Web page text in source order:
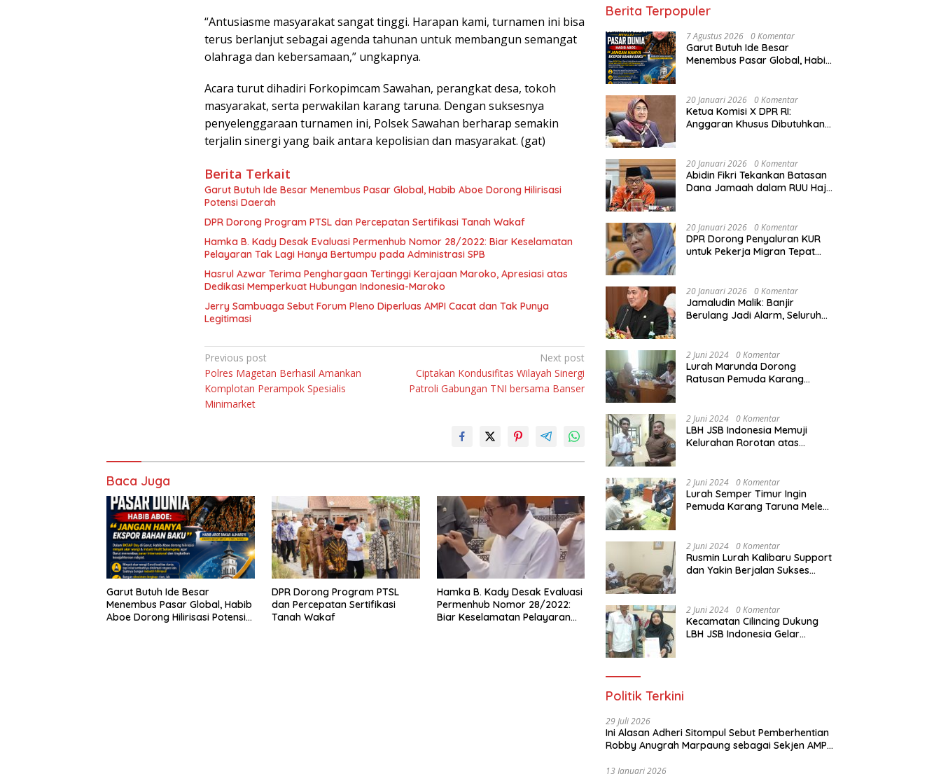
“Antusiasme masyarakat sangat tinggi. Harapan kami, turnamen ini bisa
terus berlanjut sebagai agenda tahunan untuk membangun semangat
olahraga dan kebersamaan,” ungkapnya.
Acara turut dihadiri Forkopimcam Sawahan, perangkat desa, tokoh
masyarakat, serta perwakilan karang taruna. Dengan suksesnya
penyelenggaraan turnamen ini, Polsek Sawahan berharap semakin
terjalin sinergi yang baik antara kepolisian dan masyarakat. (gat)
Berita Terkait
Garut Butuh Ide Besar Menembus Pasar Global, Habib Aboe Dorong Hilirisasi
Potensi Daerah
DPR Dorong Program PTSL dan Percepatan Sertifikasi Tanah Wakaf
Hamka B. Kady Desak Evaluasi Permenhub Nomor 28/2022: Biar Keselamatan
Pelayaran Tak Lagi Hanya Bertumpu pada Administrasi SPB
Hasrul Azwar Terima Penghargaan Tertinggi Kerajaan Maroko, Apresiasi atas
Dedikasi Memperkuat Hubungan Indonesia-Maroko
Jerry Sambuaga Sebut Forum Pleno Diperluas AMPI Cacat dan Tak Punya
Legitimasi
Navigasi
pos
Previous post
Polres Magetan Berhasil Amankan
Komplotan Perampok Spesialis
Minimarket
Next post
Ciptakan Kondusifitas Wilayah Sinergi
Patroli Gabungan TNI bersama Banser
Baca Juga
Garut Butuh Ide Besar
Menembus Pasar Global, Habib
Aboe Dorong Hilirisasi Potensi
DPR Dorong Program PTSL
dan Percepatan Sertifikasi
Tanah Wakaf
Hamka B. Kady Desak Evaluasi
Permenhub Nomor 28/2022:
Biar Keselamatan Pelayaran
Berita Terpopuler
7 Agustus 2026 0 Komentar
Garut Butuh Ide Besar
Menembus Pasar Global, Habib
20 Januari 2026 0 Komentar
Ketua Komisi X DPR RI:
Anggaran Khusus Dibutuhkan
Akibat Bencana
20 Januari 2026 0 Komentar
Abidin Fikri Tekankan Batasan
Dana Jamaah dalam RUU Haji
20 Januari 2026 0 Komentar
DPR Dorong Penyaluran KUR
untuk Pekerja Migran Tepat
PMI
20 Januari 2026 0 Komentar
Jamaludin Malik: Banjir
Berulang Jadi Alarm, Seluruh
2 Juni 2024 0 Komentar
Lurah Marunda Dorong
Ratusan Pemuda Karang
Paralegal Gratis Yang
Diadakan LBH JSB Indonesia
2 Juni 2024 0 Komentar
LBH JSB Indonesia Memuji
Kelurahan Rorotan atas
150 orang Pemuda Karang
Taruna di Jakarta Utara
2 Juni 2024 0 Komentar
Lurah Semper Timur Ingin
Pemuda Karang Taruna Melek
Diadakan LBH JSB Indonesia
2 Juni 2024 0 Komentar
Rusmin Lurah Kalibaru Support
dan Yakin Berjalan Sukses
Taruna di Jakarta Utara
2 Juni 2024 0 Komentar
Kecamatan Cilincing Dukung
LBH JSB Indonesia Gelar
Politik Terkini
29 Juli 2026
Ini Alasan Adheri Sitompul Sebut Pemberhentian
Robby Anugrah Marpaung sebagai Sekjen AMPI
13 Januari 2026